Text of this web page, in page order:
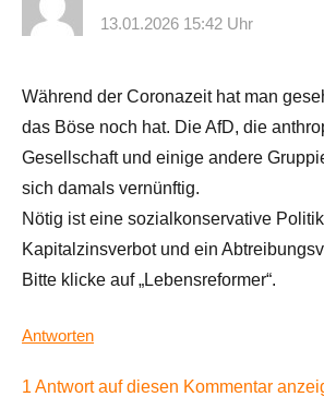
13.01.2026 15:42 Uhr
Während der Coronazeit hat man
das Böse noch hat. Die AfD, die
Gesellschaft und einige andere
sich damals vernünftig.
Nötig ist eine sozialkonservative
Kapitalzinsverbot und ein
Bitte klicke auf „Lebensreformer“.
Antworten
1 Antwort auf diesen Kommentar